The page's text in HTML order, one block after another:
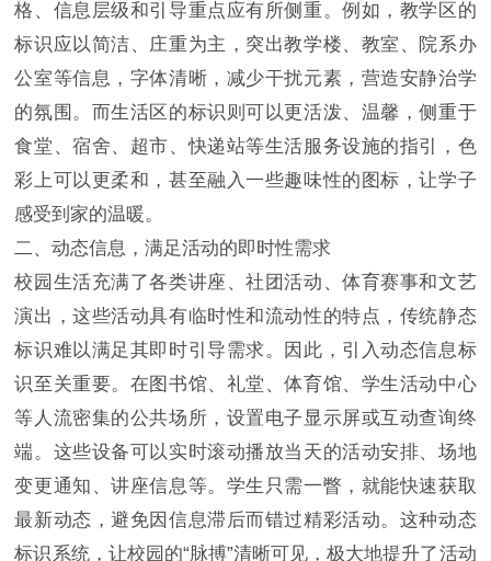
格、信息层级和引导重点应有所侧重。例如，教学区的
标识应以简洁、庄重为主，突出教学楼、教室、院系办
公室等信息，字体清晰，减少干扰元素，营造安静治学
的氛围。而生活区的标识则可以更活泼、温馨，侧重于
食堂、宿舍、超市、快递站等生活服务设施的指引，色
彩上可以更柔和，甚至融入一些趣味性的图标，让学子
感受到家的温暖。
二、动态信息，满足活动的即时性需求
校园生活充满了各类讲座、社团活动、体育赛事和文艺
演出，这些活动具有临时性和流动性的特点，传统静态
标识难以满足其即时引导需求。因此，引入动态信息标
识至关重要。在图书馆、礼堂、体育馆、学生活动中心
等人流密集的公共场所，设置电子显示屏或互动查询终
端。这些设备可以实时滚动播放当天的活动安排、场地
变更通知、讲座信息等。学生只需一瞥，就能快速获取
最新动态，避免因信息滞后而错过精彩活动。这种动态
标识系统，让校园的“脉搏”清晰可见，极大地提升了活动